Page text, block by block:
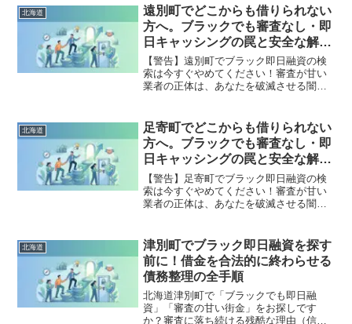
まで徹底解説。多重債務の地獄から抜け
出し、合法的に借金を減額・免除する
「債務整理」の正しい知識と、今すぐ督
促を止める無料相談窓口をご案内しま
す。
北海道
遠別町でどこからも借りられない
方へ。ブラックでも審査なし・即
日キャッシングの罠と安全な解決
策
【警告】遠別町でブラック即日融資の検
索は今すぐやめてください！審査が甘い
業者の正体は、あなたを破滅させる闇金
町で違法業者を避け、借金地獄から抜け
出した方々の実体験と確実な解決策を完
全公開。
北海道
足寄町でどこからも借りられない
方へ。ブラックでも審査なし・即
日キャッシングの罠と安全な解決
策
【警告】足寄町でブラック即日融資の検
索は今すぐやめてください！審査が甘い
業者の正体は、あなたを破滅させる闇金
町で違法業者を避け、借金地獄から抜け
出した方々の実体験と確実な解決策を完
全公開。
北海道
津別町でブラック即日融資を探す
前に！借金を合法的に終わらせる
債務整理の全手順
北海道津別町で「ブラックでも即日融
資」「審査の甘い街金」をお探しです
か？審査に落ち続ける残酷な理由（信用